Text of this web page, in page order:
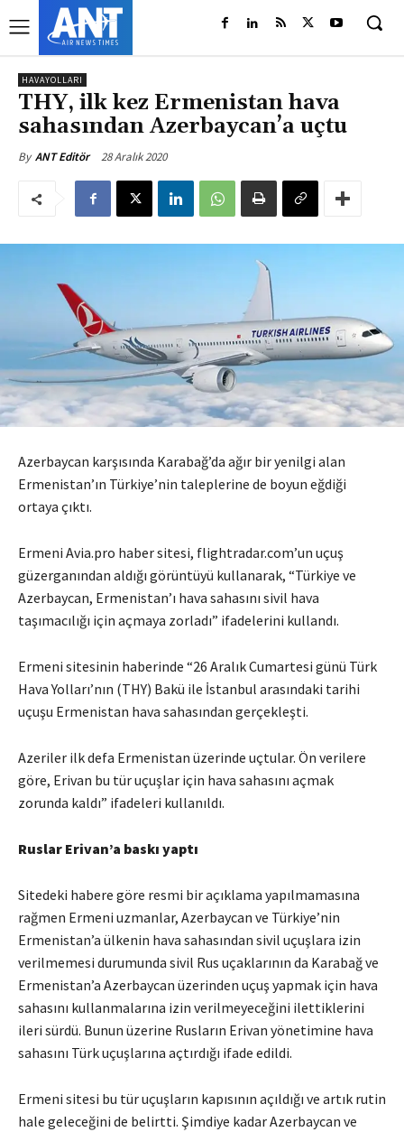
HAVAYOLLARI
THY, ilk kez Ermenistan hava
sahasından Azerbaycan’a uçtu
By ANT Editör 28 Aralık 2020
Azerbaycan karşısında Karabağ’da ağır bir yenilgi alan
Ermenistan’ın Türkiye’nin taleplerine de boyun eğdiği
ortaya çıktı.
Ermeni Avia.pro haber sitesi, flightradar.com’un uçuş
güzerganından aldığı görüntüyü kullanarak, “Türkiye ve
Azerbaycan, Ermenistan’ı hava sahasını sivil hava
taşımacılığı için açmaya zorladı” ifadelerini kullandı.
Ermeni sitesinin haberinde “26 Aralık Cumartesi günü Türk
Hava Yolları’nın (THY) Bakü ile İstanbul arasındaki tarihi
uçuşu Ermenistan hava sahasından gerçekleşti.
Azeriler ilk defa Ermenistan üzerinde uçtular. Ön verilere
göre, Erivan bu tür uçuşlar için hava sahasını açmak
zorunda kaldı” ifadeleri kullanıldı.
Ruslar Erivan’a baskı yaptı
Sitedeki habere göre resmi bir açıklama yapılmamasına
rağmen Ermeni uzmanlar, Azerbaycan ve Türkiye’nin
Ermenistan’a ülkenin hava sahasından sivil uçuşlara izin
verilmemesi durumunda sivil Rus uçaklarının da Karabağ ve
Ermenistan’a Azerbaycan üzerinden uçuş yapmak için hava
sahasını kullanmalarına izin verilmeyeceğini ilettiklerini
ileri sürdü. Bunun üzerine Rusların Erivan yönetimine hava
sahasını Türk uçuşlarına açtırdığı ifade edildi.
Ermeni sitesi bu tür uçuşların kapısının açıldığı ve artık rutin
hale geleceğini de belirtti. Şimdiye kadar Azerbaycan ve